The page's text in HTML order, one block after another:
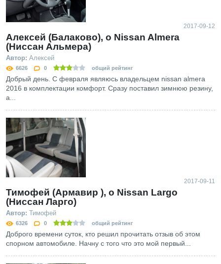
2017-09-12
Алексей (Балаково), о Nissan Almera
(Ниссан Альмера)
Автор: Алексей
6626 0 общий рейтинг
Добрый день. С февраля являюсь владельцем nissan almera
2016 в комплектации комфорт. Сразу поставил зимнюю резину,
а...
2017-09-11
Тимофей (Армавир ), о Nissan Largo
(Ниссан Ларго)
Автор: Тимофей
6326 0 общий рейтинг
Доброго времени суток, кто решил прочитать отзыв об этом
спорном автомобиле. Начну с того что это мой первый...